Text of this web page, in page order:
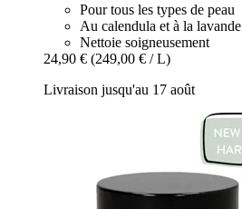
Pour tous les types de peau
Au calendula et à la lavande
Nettoie soigneusement
24,90 € (249,00 € / L)
Livraison jusqu'au 17 août